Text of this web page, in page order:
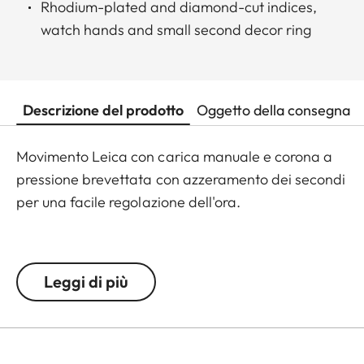
Rhodium-plated and diamond-cut indices,
watch hands and small second decor ring
Descrizione del prodotto Oggetto della consegna
Movimento Leica con carica manuale e corona a
pressione brevettata con azzeramento dei secondi
per una facile regolazione dell'ora.
riferimenti al design delle fotocamere: corona a
pressione (scatto), indicatore di stato del
Leggi di più